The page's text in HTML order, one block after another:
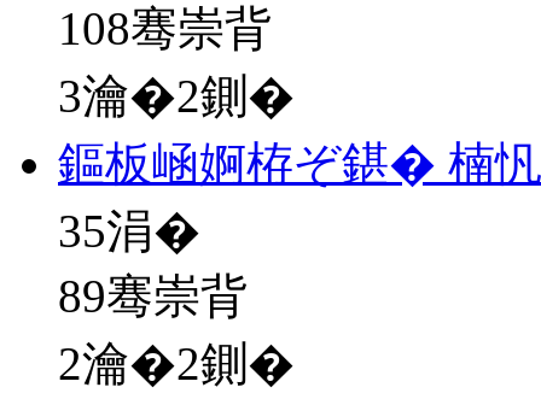
108骞崇背
3瀹�2鍘�
鏂板崡婀栫ぞ鍖� 楠
35涓�
89骞崇背
2瀹�2鍘�